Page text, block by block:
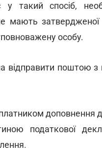
у такий спосіб,
мають
особу.
відправити поштою з
доповнення
податкової